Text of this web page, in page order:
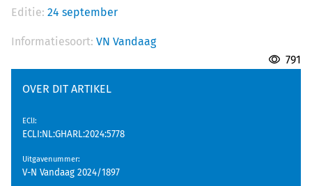
Editie: 24 september
Informatiesoort: VN Vandaag
791
OVER DIT ARTIKEL
EClI:
ECLI:NL:GHARL:2024:5778
Uitgavenummer:
V-N Vandaag 2024/1897